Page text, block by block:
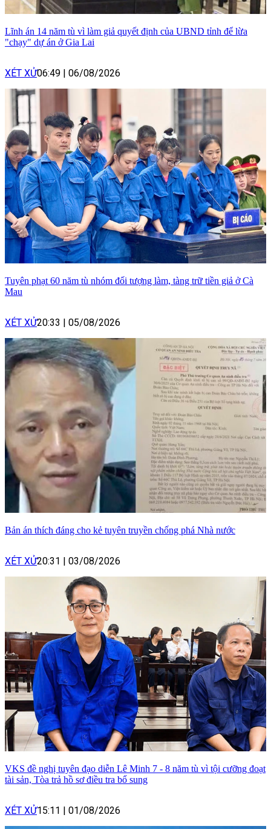
Lĩnh án 14 năm tù vì làm giả quyết định của UBND tỉnh để lừa
"chạy" dự án ở Gia Lai
XÉT XỬ06:49 | 06/08/2026
Tuyên phạt 60 năm tù nhóm đối tượng làm, tàng trữ tiền giả ở Cà
Mau
XÉT XỬ20:33 | 05/08/2026
Bản án thích đáng cho kẻ tuyên truyền chống phá Nhà nước
XÉT XỬ20:31 | 03/08/2026
VKS đề nghị tuyên đạo diễn Lê Minh 7 - 8 năm tù vì tội cưỡng đoạt
tài sản, Tòa trả hồ sơ điều tra bổ sung
XÉT XỬ15:11 | 01/08/2026